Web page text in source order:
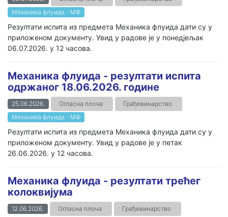
Механика флуида - МФ
Резултати испита из предмета Механика флуида дати су у
приложеном документу. Увид у радове је у понедјељак
06.07.2026. у 12 часова.
Механика флуида - резултати испита
одржаног 18.06.2026. године
25.06.2026. Огласна плоча
Грађевинарство
Механика флуида - МФ
Резултати испита из предмета Механика флуида дати су у
приложеном документу. Увид у радове је у петак
26.06.2026. у 12 часова.
Механика флуида - резултати трећег
колоквијума
12.06.2026. Огласна плоча
Грађевинарство